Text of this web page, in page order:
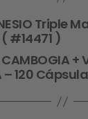
Triple
#14471 )
+
– 120